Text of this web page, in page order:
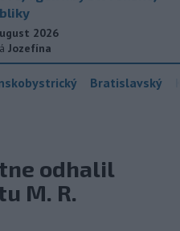
2026
Jozefína
Bratislavský
odhalil
M. R.